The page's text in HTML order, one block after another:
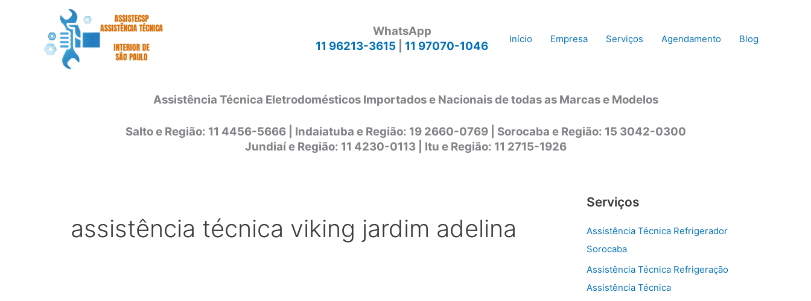
WhatsApp
11 96213-3615
11 97070-1046
Início Empresa Serviços Agendamento Blog
Assistência Técnica Eletrodomésticos Importados e Nacionais de todas as Marcas e Modelos
Salto e Região: 11 4456-5666 | Indaiatuba e Região: 19 2660-0769 | Sorocaba e Região: 15 3042-0300
Jundiaí e Região: 11 4230-0113 | Itu e Região: 11 2715-1926
assistência técnica viking jardim adelina
Serviços
Assistência Técnica Refrigerador
Sorocaba
Assistência Técnica Refrigeração
Assistência Técnica